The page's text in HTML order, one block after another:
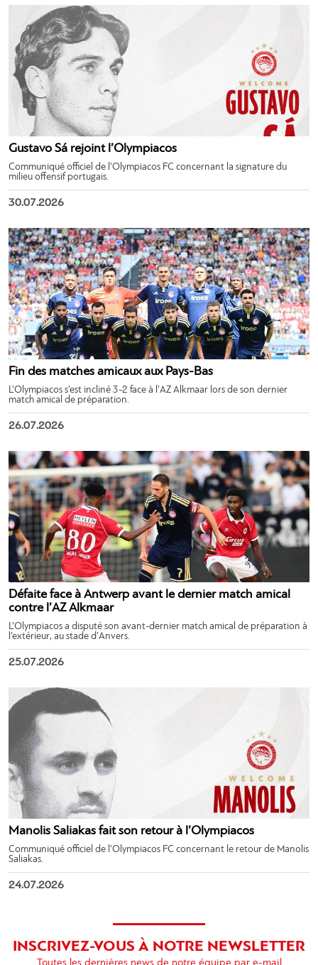
Gustavo Sá rejoint l’Olympiacos
Communiqué officiel de l’Olympiacos FC concernant la signature du
milieu offensif portugais.
30.07.2026
Fin des matches amicaux aux Pays-Bas
L’Olympiacos s’est incliné 3-2 face à l’AZ Alkmaar lors de son dernier
match amical de préparation.
26.07.2026
Défaite face à Antwerp avant le dernier match amical
contre l’AZ Alkmaar
L’Olympiacos a disputé son avant-dernier match amical de préparation à
l’extérieur, au stade d’Anvers.
25.07.2026
Manolis Saliakas fait son retour à l’Olympiacos
Communiqué officiel de l’Olympiacos FC concernant le retour de Manolis
Saliakas.
24.07.2026
INSCRIVEZ-VOUS À NOTRE NEWSLETTER